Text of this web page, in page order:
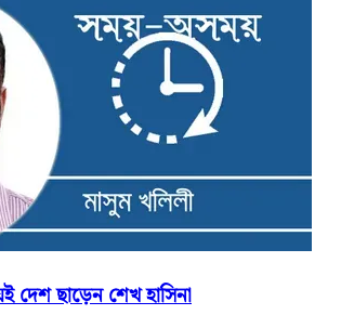
দেশ ছাড়েন শেখ হাসিনা